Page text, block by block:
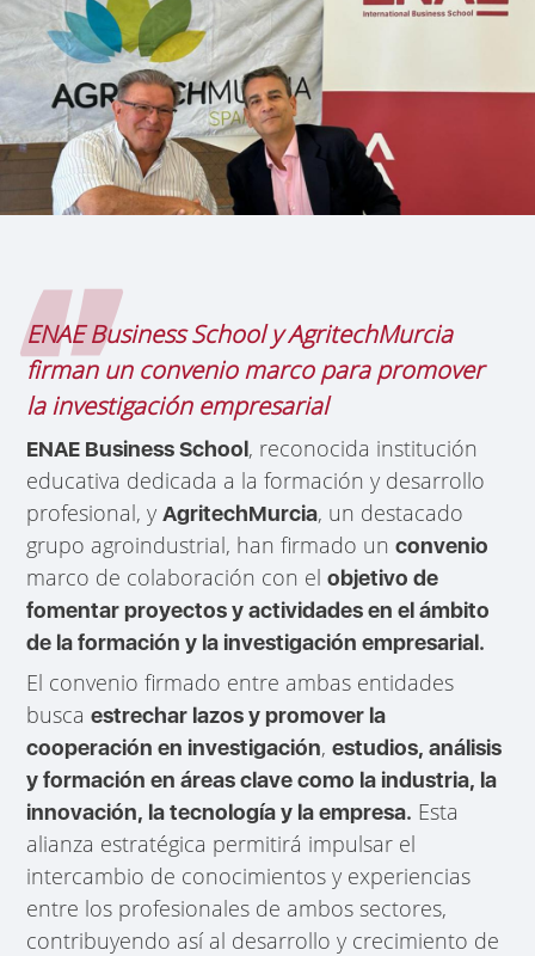
ENAE Business School y AgritechMurcia
firman un convenio marco para promover
la investigación empresarial
ENAE Business School, reconocida institución
educativa dedicada a la formación y desarrollo
profesional, yAgritechMurcia, un destacado
grupo agroindustrial, han firmado unconvenio
marco de colaboración con elobjetivo de
fomentar proyectos y actividades en el ámbito
de la formación y la investigación empresarial.
El convenio firmado entre ambas entidades
buscaestrechar lazos y promover la
cooperación en investigación,estudios, análisis
y formación en áreas clave como la industria, la
innovación, la tecnología y la empresa. Esta
alianza estratégica permitirá impulsar el
intercambio de conocimientos y experiencias
entre los profesionales de ambos sectores,
contribuyendo así al desarrollo y crecimiento de